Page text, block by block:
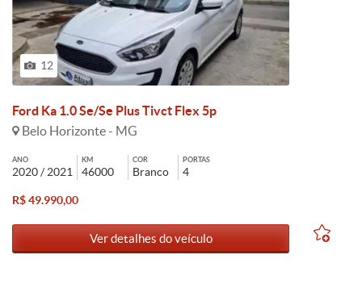
12
Ford Ka 1.0 Se/Se Plus Tivct Flex 5p
Belo Horizonte - MG
ANO
2020 / 2021
KM
46000
COR
Branco
PORTAS
4
R$ 49.990,00
Ver detalhes do veículo